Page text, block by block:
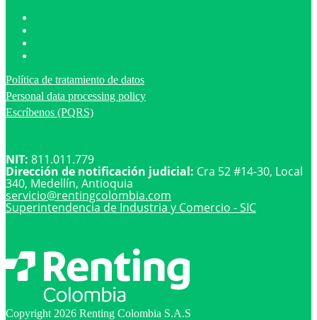
Política de tratamiento de datos
Personal data processing policy
Escríbenos (PQRS)
NIT: 811.011.779
Dirección de notificación judicial: Cra 52 #14-30, Local
340, Medellín, Antioquia
servicio@rentingcolombia.com
Superintendencia de Industria y Comercio - SIC
Copyright 2026 Renting Colombia S.A.S